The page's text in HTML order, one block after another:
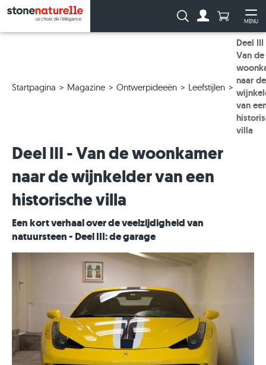
MENU
Zoeken: Aantal
Startpagina Magazine Ontwerpideeën Leefstijlen
Deel
Van de
naar de
van
villa
Deel III - Van de woonkamer
naar de wijnkelder van een
historische villa
Een kort verhaal over de veelzijdigheid van
natuursteen - Deel III: de garage